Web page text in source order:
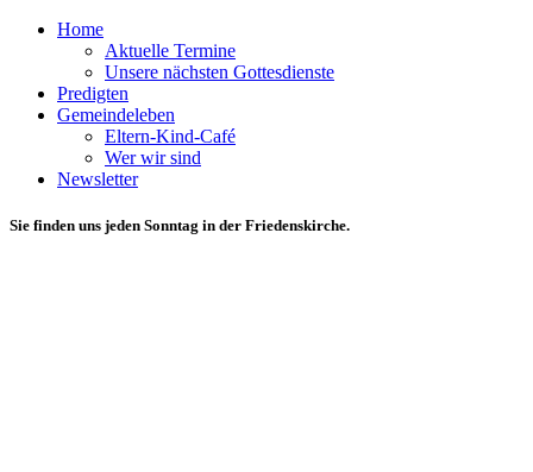
Home
Aktuelle Termine
Unsere nächsten Gottesdienste
Predigten
Gemeindeleben
Eltern-Kind-Café
Wer wir sind
Newsletter
Sie finden uns jeden Sonntag in der Friedenskirche.